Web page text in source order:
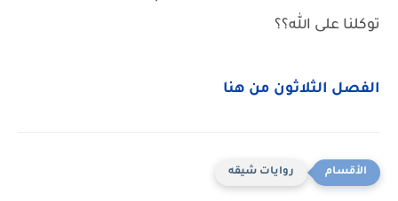
توكلنا على الله؟؟
الفصل الثلاثون من هنا
روايات شيقه